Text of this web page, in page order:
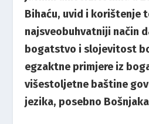
Bihaću, uvid i korištenje
najsveobuhvatniji način
bogatstvo i slojevitost
egzaktne primjere iz
višestoljetne baštine
jezika, posebno Bošnjaka